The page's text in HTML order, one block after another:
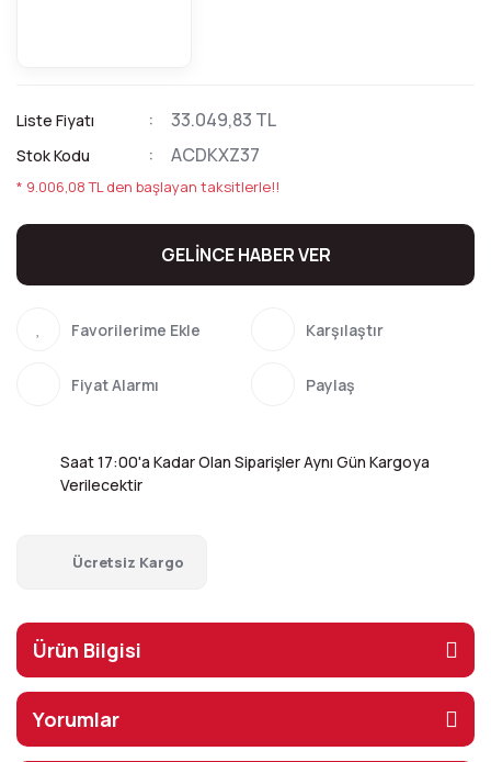
Liste Fiyatı 33.049,83 TL
Stok Kodu ACDKXZ37
* 9.006,08 TL den başlayan taksitlerle!!
GELİNCE HABER VER
Karşılaştır
Fiyat Alarmı Paylaş
Saat 17:00'a Kadar Olan Siparişler Aynı Gün Kargoya
Verilecektir
Ücretsiz Kargo
Ürün Bilgisi
Yorumlar